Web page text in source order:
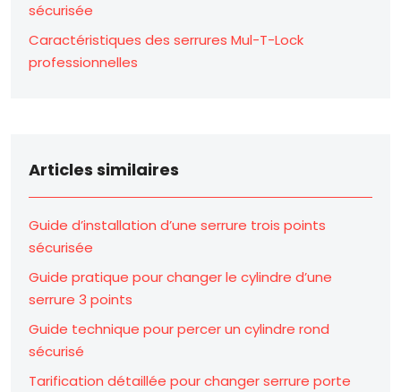
sécurisée
Caractéristiques des serrures Mul-T-Lock
professionnelles
Articles similaires
Guide d’installation d’une serrure trois points
sécurisée
Guide pratique pour changer le cylindre d’une
serrure 3 points
Guide technique pour percer un cylindre rond
sécurisé
Tarification détaillée pour changer serrure porte